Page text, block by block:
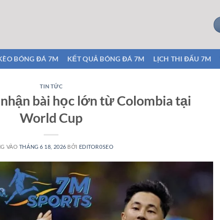
BÓNG ĐÁ 7M KẾT QUẢ BÓNG ĐÁ 7M LỊCH THI ĐẤU 7M
TIN TỨC
bài học lớn từ Colombia tại
World Cup
VÀO THÁNG 6 18, 2026 BỞI EDITOR0SEO